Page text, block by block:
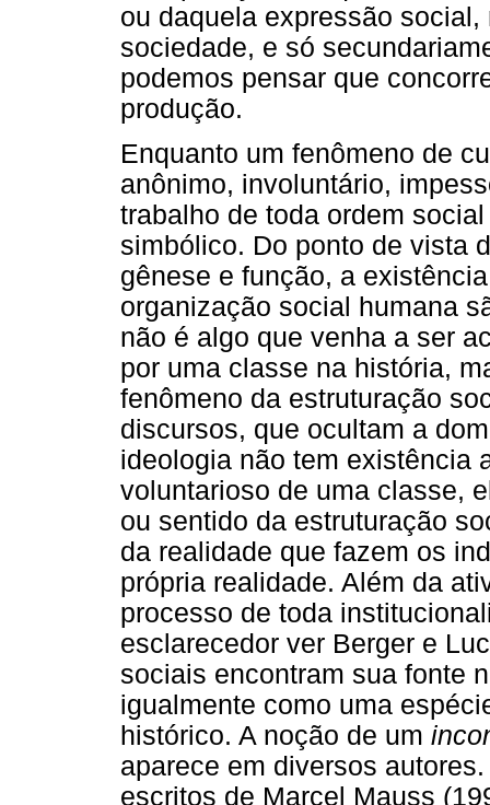
ou daquela expressão
sociedade, e só
podemos pensar que
produção.
Enquanto um fenômeno de
anônimo, involuntário,
trabalho de toda ordem
simbólico. Do ponto de vista
gênese e função, a
organização social humana
não é algo que venha a ser
por uma classe na história,
fenômeno da estruturação
discursos, que ocultam a
ideologia não tem existência
voluntarioso de uma classe,
ou sentido da estruturação
da realidade que fazem os
própria realidade. Além da
processo de toda
esclarecedor ver Berger e
sociais encontram sua fonte
igualmente como uma
histórico. A noção de um
aparece em diversos
escritos de Marcel Mauss